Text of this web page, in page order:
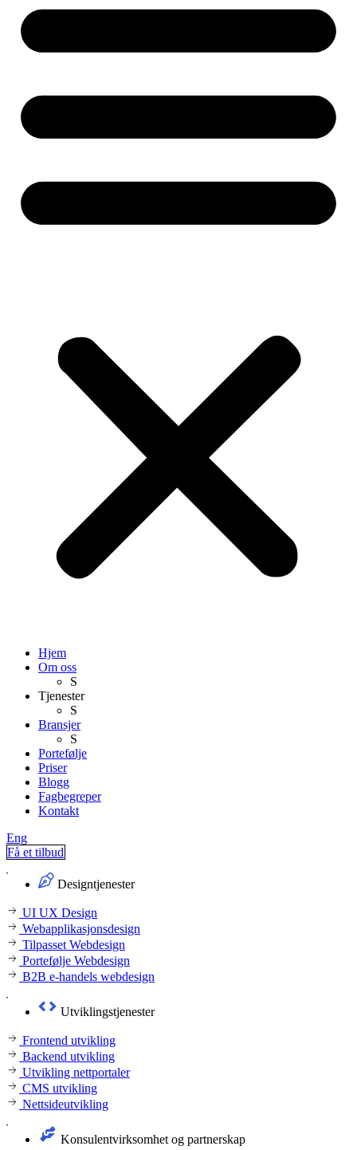
Hjem
Om oss
S
Tjenester
S
Bransjer
S
Portefølje
Priser
Blogg
Fagbegreper
Kontakt
Eng
Få et tilbud
Designtjenester
UI UX Design
Webapplikasjonsdesign
Tilpasset Webdesign
Portefølje Webdesign
B2B e-handels webdesign
Utviklingstjenester
Frontend utvikling
Backend utvikling
Utvikling nettportaler
CMS utvikling
Nettsideutvikling
Konsulentvirksomhet og partnerskap